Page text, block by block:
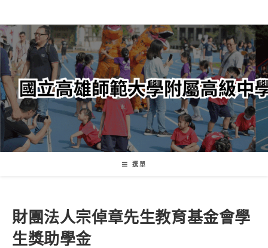
轉
至
主
內
容
選單
財團法人宗倬章先生教育基金會學
生獎助學金